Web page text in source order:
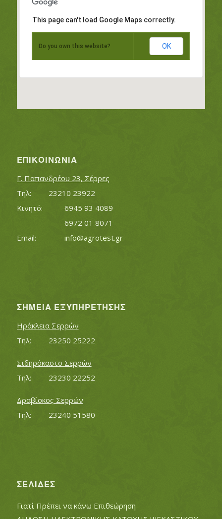
This page can't load Google Maps correctly.
Do you own this website? OK
ΕΠΙΚΟΙΝΩΝΊΑ
Γ. Παπανδρέου 23, Σέρρες
Τηλ:		23210 23922
Κινητό:		6945 93 4089
			6972 01 8071
info@agrotest.gr
ΣΗΜΕΊΑ ΕΞΥΠΗΡΈΤΗΣΗΣ
Ηράκλεια Σερρών
Τηλ:		23250 25222
Σιδηρόκαστο Σερρών
Τηλ:		23230 22252
Δραβίσκος Σερρών
Τηλ:		23240 51580
ΣΕΛΊΔΕΣ
Γιατί Πρέπει να κάνω Επιθεώρηση